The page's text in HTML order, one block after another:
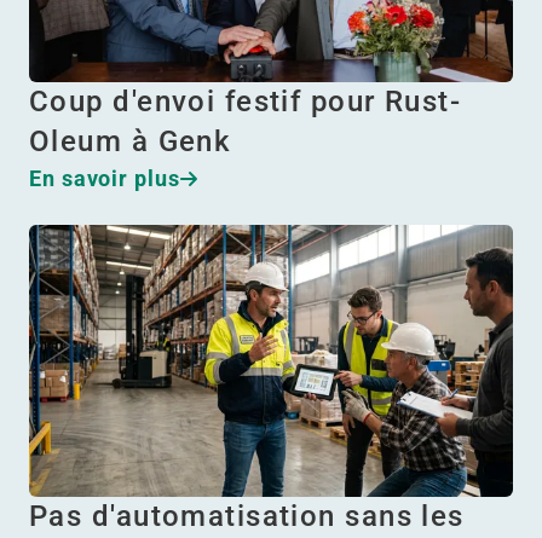
Coup d'envoi festif pour Rust-
Oleum à Genk
En savoir plus
Pas d'automatisation sans les